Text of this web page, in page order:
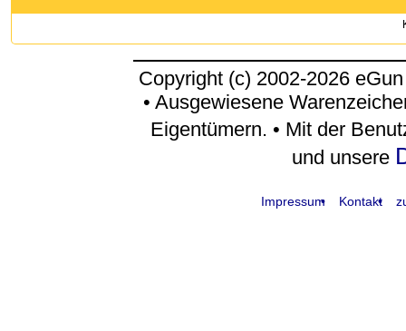
Copyright (c) 2002-2026
• Ausgewiesene
Eigentümern. • Mit der
und unsere
Impressum Kontakt